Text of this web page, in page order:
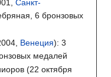
Санкт-
6 бронзовых
Венеция): 3
медалей
(22 октября